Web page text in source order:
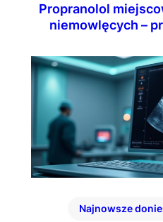
Propranolol
niemowlęcych –
Najnowsze